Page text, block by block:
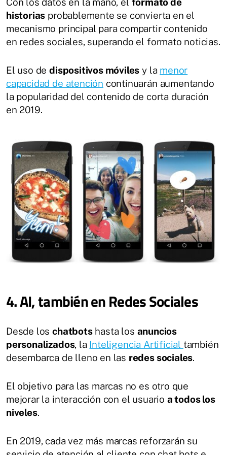
historias probablemente se convierta en el
mecanismo principal para compartir contenido
en redes sociales, superando el formato noticias.
El uso dedispositivos móviles y la menor
capacidad de atención continuarán aumentando
la popularidad del contenido de corta duración
en 2019.
4. AI, también en Redes Sociales
Desde loschatbotshasta los anuncios
personalizados, la Inteligencia Artificial también
desembarca de lleno en las redes sociales.
El objetivo para las marcas no es otro que
mejorar la interacción con el usuario a todos los
niveles.
En 2019, cada vez más marcas reforzarán su